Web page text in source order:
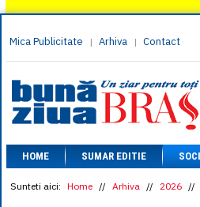
Mica Publicitate | Arhiva | Contact
HOME SUMAR EDITIE
Sunteti aici: Home // Arhiva // 2026 //